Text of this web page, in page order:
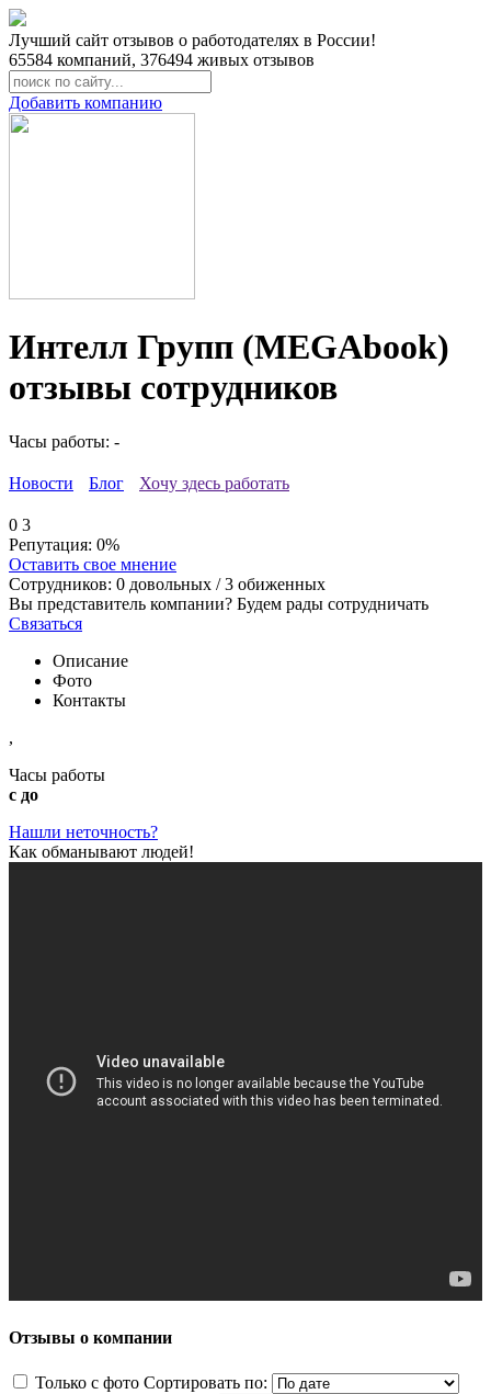
Лучший сайт отзывов о работодателях в России!
65584 компаний, 376494 живых отзывов
Добавить компанию
Интелл Групп (MEGАbook)
отзывы сотрудников
Часы работы: -
Новости Блог Хочу здесь работать
0 3
Репутация: 0%
Оставить свое мнение
Сотрудников: 0 довольных /3 обиженных
Вы представитель компании? Будем рады сотрудничать
Связаться
Описание
Фото
Контакты
,
Часы работы
с до
Нашли неточность?
Как обманывают людей!
Отзывы о компании
Только с фото Сортировать по: